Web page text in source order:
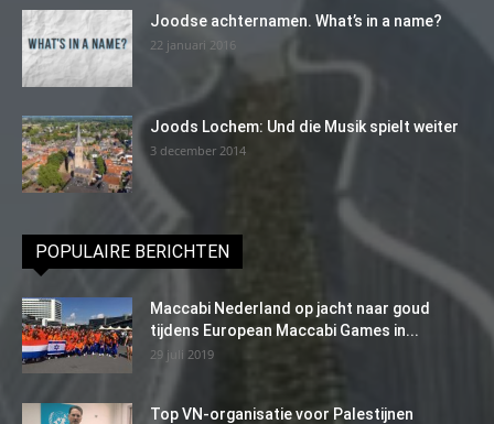
Joodse achternamen. What’s in a name?
22 januari 2016
Joods Lochem: Und die Musik spielt weiter
3 december 2014
POPULAIRE BERICHTEN
Maccabi Nederland op jacht naar goud
tijdens European Maccabi Games in...
29 juli 2019
Top VN-organisatie voor Palestijnen